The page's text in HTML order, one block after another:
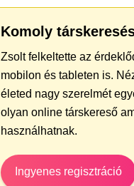
Komoly
Zsolt felkeltette az
mobilon és tableten is.
életed nagy szerelmét
olyan online társkereső
használhatnak.
Ingyenes regisztráció